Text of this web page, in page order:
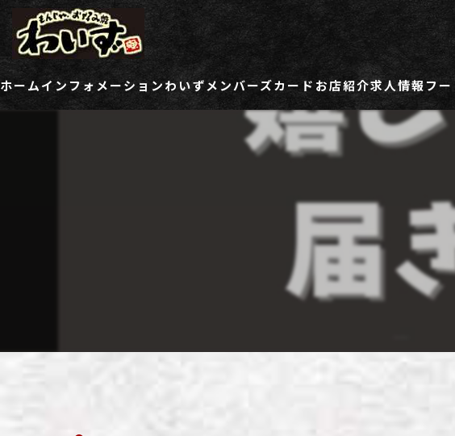
ホームインフォメーションわいずメンバーズカード
ご登録情報変更フォーム
お店紹介
わいず所沢店
わいず熊谷店
わいず春日部店
わいず三芳店
求人情報
社員用求人
フ